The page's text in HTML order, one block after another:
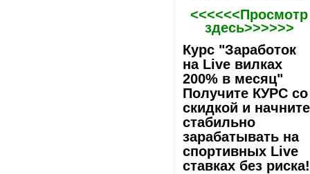
<<<<<<Просмотр
здесь>>>>>>
Курс "Заработок
на Live вилках
200% в месяц"
Получите КУРС со
скидкой и начните
стабильно
зарабатывать на
спортивных Live
ставках без риска!